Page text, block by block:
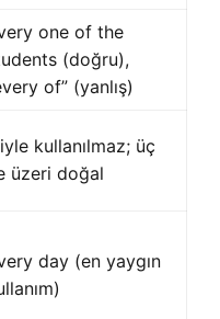
one of the
(doğru),
of” (yanlış)
kullanılmaz; üç
üzeri doğal
day (en yaygın